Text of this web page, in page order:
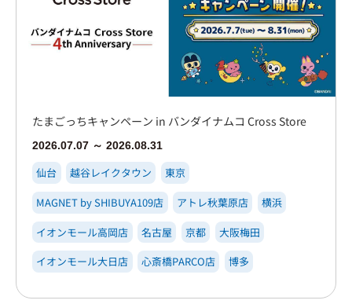
たまごっちキャンペーン in バンダイナムコ Cross Store
2026.07.07 ～ 2026.08.31
仙台 越谷レイクタウン
東京
MAGNET by SHIBUYA109店
アトレ秋葉原店
横浜
イオンモール高岡店
名古屋 京都
大阪梅田
イオンモール大日店
心斎橋PARCO店 博多